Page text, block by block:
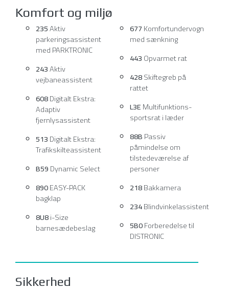
Komfort og miljø
235Aktiv
parkeringsassistent
med PARKTRONIC
243Aktiv
vejbaneassistent
608Digitalt Ekstra:
Adaptiv
fjernlysassistent
513Digitalt Ekstra:
Trafikskilteassistent
B59Dynamic Select
890EASY-PACK
bagklap
8U8i-Size
barnesædebeslag
677Komfortundervogn
med sænkning
443Opvarmet rat
428Skiftegreb på
rattet
L3EMultifunktions-
sportsrat i læder
88BPassiv
påmindelse om
tilstedeværelse af
personer
218Bakkamera
234Blindvinkelassistent
5B0Forberedelse til
DISTRONIC
Sikkerhed